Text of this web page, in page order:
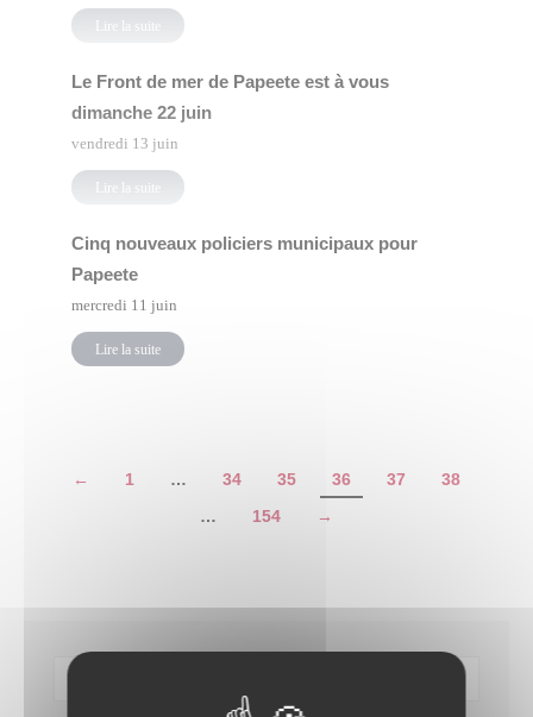
Lire la suite
Le Front de mer de Papeete est à vous
dimanche 22 juin
vendredi 13 juin
Lire la suite
Cinq nouveaux policiers municipaux pour
Papeete
mercredi 11 juin
Lire la suite
← 1 … 34 35 36 37
38
…
154 →